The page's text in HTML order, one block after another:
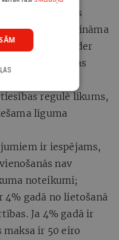
esoša zemes
bet ir zināma
un zeme nepieder
lietošanas
1. janvāri;
regulē likums,
līguma
ir iespējams,
nav
noteikumi;
gadā no lietošanā
Ja 4% gadā ir
maksa ir 50 eiro